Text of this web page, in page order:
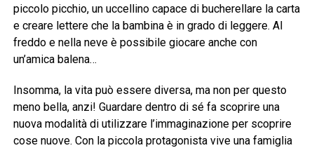
piccolo picchio, un uccellino capace di bucherellare la carta
e creare lettere che la bambina è in grado di leggere. Al
freddo e nella neve è possibile giocare anche con
un’amica balena…
Insomma, la vita può essere diversa, ma non per questo
meno bella, anzi! Guardare dentro di sé fa scoprire una
nuova modalità di utilizzare l’immaginazione per scoprire
cose nuove. Con la piccola protagonista vive una famiglia